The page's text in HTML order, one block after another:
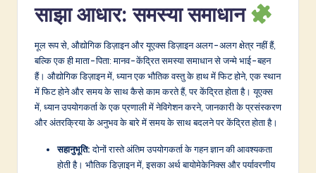
S
o
साझा आधार: समस्या समाधान
मूल रूप से, औद्योगिक डिज़ाइन और यूएक्स डिज़ाइन अलग-अलग क्षेत्र नहीं हैं,
बल्कि एक ही माता-पिता: मानव-केंद्रित समस्या समाधान से जन्मे भाई-बहन
हैं। औद्योगिक डिज़ाइन में, ध्यान एक भौतिक वस्तु के हाथ में फिट होने, एक स्थान
में फिट होने और समय के साथ कैसे काम करते हैं, पर केंद्रित होता है। यूएक्स
में, ध्यान उपयोगकर्ता के एक प्रणाली में नेविगेशन करने, जानकारी के प्रसंस्करण
और अंतरक्रिया के अनुभव के बारे में समय के साथ बदलने पर केंद्रित होता है।
सहानुभूति:दोनों रास्ते अंतिम उपयोगकर्ता के गहन ज्ञान की आवश्यकता
होती है। भौतिक डिज़ाइन में, इसका अर्थ बायोमेकेनिक्स और पर्यावरणीय